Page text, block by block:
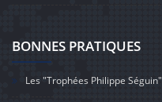
BONNES PRATIQUES
Les "Trophées Philippe Séguin"